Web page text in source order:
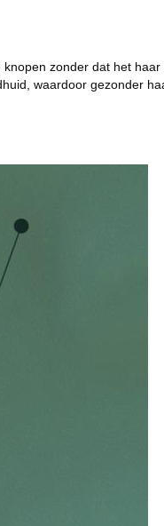
zonder dat het haar
waardoor gezonder